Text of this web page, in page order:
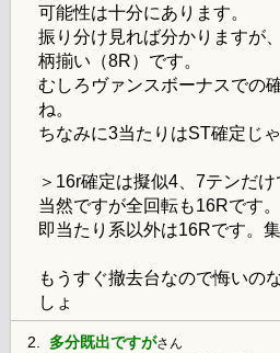
可能性は十分にあります。
振り分け見れば分かりますが
柄揃い（8R）です。
むしろヴァンスボーナスでの
ね。
ちなみに3当たりはST確定じゃ
＞16r確定は擬似4、7テンだけ
当然ですが全回転も16Rです。
即当たり系以外は16Rです。
もうすぐ撤去台なので悔いの
しょ
2. 多分既出ですがさん